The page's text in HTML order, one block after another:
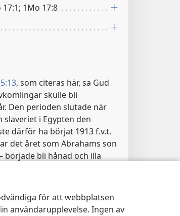
för att webbplatsen
användarupplevelse. Ingen av
1Mo 17:8
, som citeras här, sa Gud
skulle bli
Den perioden slutade när
slaveriet i Egypten den
därför ha börjat 1913 f.v.t.
det året som Abrahams son
började bli hånad och illa
sig emot Isak därför att Isak
att Ismael var den